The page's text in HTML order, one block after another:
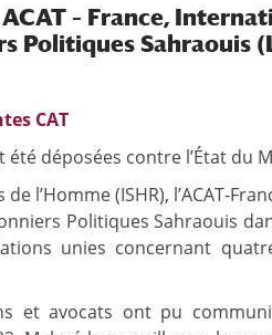
– France,
Politiques Sahraouis
CAT
déposées contre l’État
l’Homme (ISHR), l’ACAT-
Politiques Sahraouis
unies concernant
et avocats ont pu